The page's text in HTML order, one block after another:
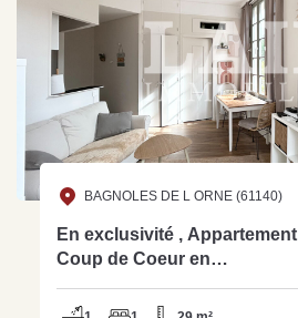
BAGNOLES DE L ORNE (61140)
En exclusivité , Appartement
Coup de Coeur en